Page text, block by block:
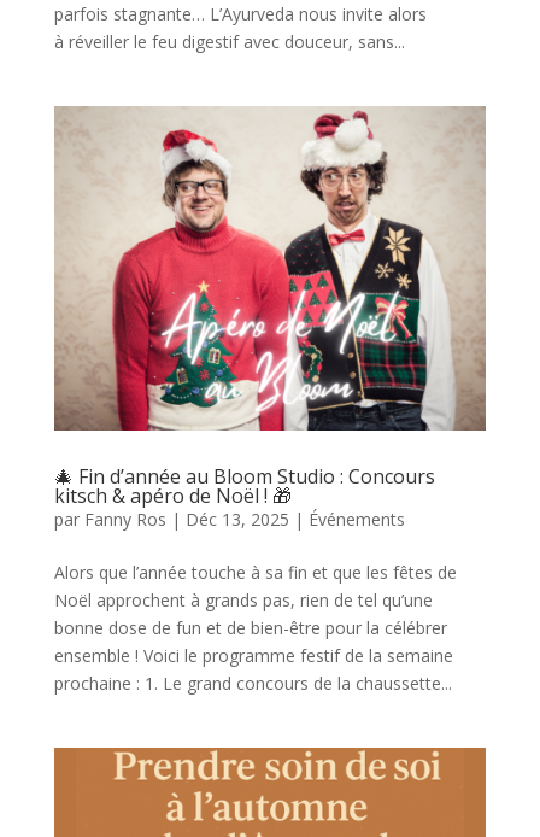
parfois stagnante… L’Ayurveda nous invite alors
à réveiller le feu digestif avec douceur, sans...
🎄 Fin d’année au Bloom Studio : Concours
kitsch & apéro de Noël ! 🎁
par Fanny Ros | Déc 13, 2025 | Événements
Alors que l’année touche à sa fin et que les fêtes de
Noël approchent à grands pas, rien de tel qu’une
bonne dose de fun et de bien-être pour la célébrer
ensemble ! Voici le programme festif de la semaine
prochaine : 1. Le grand concours de la chaussette...